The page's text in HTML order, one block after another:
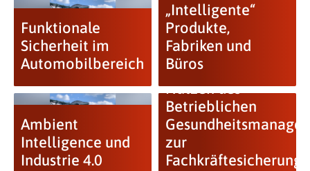
Funktionale
Sicherheit im
Automobilbereich
„Intelligente“
Produkte,
Fabriken und
Büros
Ambient
Intelligence und
Industrie 4.0
Nutzen des
Betrieblichen
zur
Fachkräftesicherung